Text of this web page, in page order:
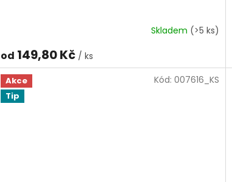
Skladem (>5 ks)
od 149,80 Kč / ks
Akce
Tip
Kód: 007616_KS